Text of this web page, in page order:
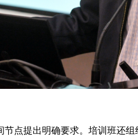
点提出明确要求。培训班还